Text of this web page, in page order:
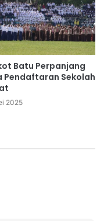
Batu Perpanjang
Pendaftaran Sekolah
2025